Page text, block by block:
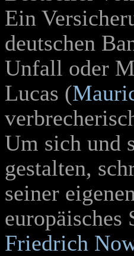
Ein
deutschen
Unfall oder
Lucas (
Um sich und
gestalten,
seiner
Friedrich